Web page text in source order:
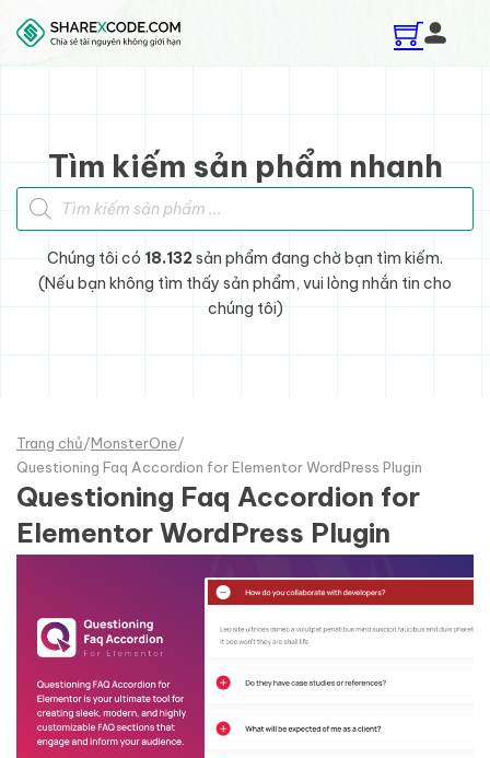
Skip to main content
Skip to footer
Tìm kiếm sản phẩm nhanh
Tìm kiếm sản phẩm
Chúng tôi có 18.132sản phẩm đang chờ bạn tìm kiếm.
(Nếu bạn không tìm thấy sản phẩm, vui lòng nhắn tin cho
chúng tôi)
Trang chủ/MonsterOne/
Questioning Faq Accordion for Elementor WordPress Plugin
Questioning Faq Accordion for
Elementor WordPress Plugin